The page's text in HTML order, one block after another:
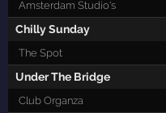
Amsterdam Studio's
Chilly Sunday
The Spot
Under The Bridge
Club Organza